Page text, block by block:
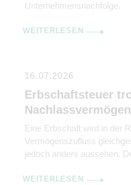
Unternehmensnachfolge.
WEITERLESEN
16.07.2026
Erbschaftsteuer
Eine Erbschaft wird in der
Vermögenszufluss
jedoch anders aussehen.
kaum noch erreichbar und
WEITERLESEN